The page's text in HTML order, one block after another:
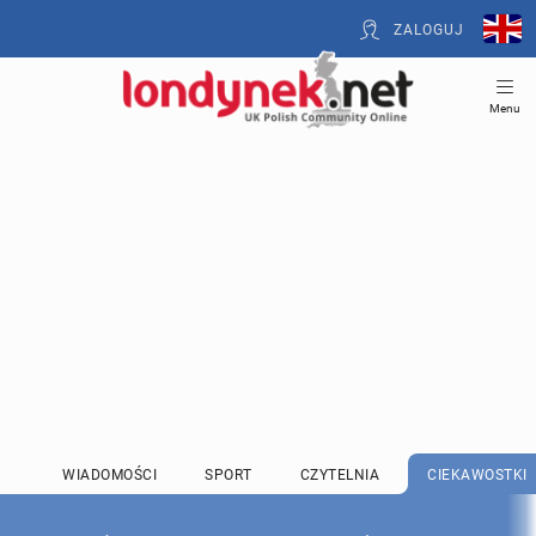
ZALOGUJ
Menu
WIADOMOŚCI SPORT CZYTELNIA CIEKAWOSTKI